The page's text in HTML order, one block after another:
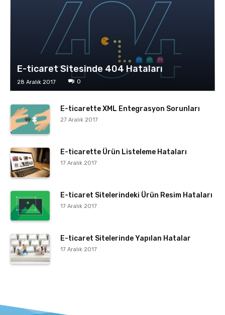
E-ticaret Sitesinde 404 Hataları
28 Aralık 2017 0
E-ticarette XML Entegrasyon Sorunları
27 Aralık 2017
E-ticarette Ürün Listeleme Hataları
17 Aralık 2017
E-ticaret Sitelerindeki Ürün Resim Hataları
17 Aralık 2017
E-ticaret Sitelerinde Yapılan Hatalar
17 Aralık 2017